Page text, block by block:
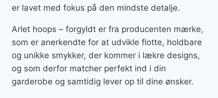
er lavet med fokus på den mindste detalje.
Arlet hoops – forgyldt er fra producenten mærke,
som er anerkendte for at udvikle flotte, holdbare
og unikke smykker, der kommer i lækre designs,
og som derfor matcher perfekt ind i din
garderobe og samtidig lever op til dine ønsker.